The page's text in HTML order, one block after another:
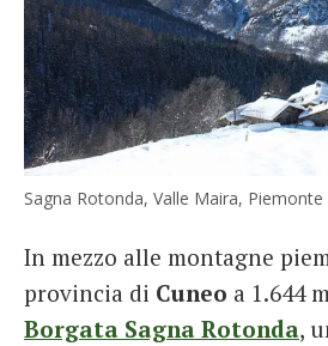
Sagna Rotonda, Valle Maira, Piemonte
In mezzo alle montagne
provincia di Cuneo a 1.644
Borgata Sagna Rotonda,